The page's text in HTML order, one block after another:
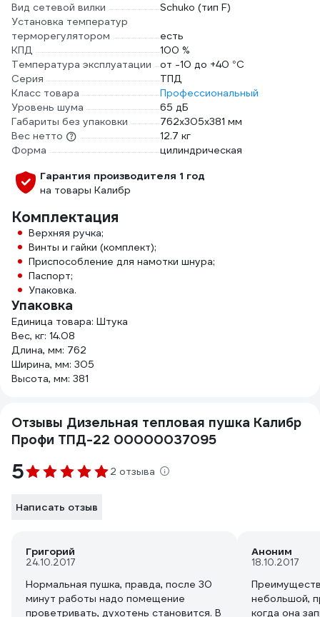
Вид сетевой вилки
Schuko (тип F)
Установка температур
терморегулятором
есть
КПД
100 %
Температура эксплуатации
от -10 до +40 °С
Серия
ТПД
Класс товара
Профессиональный
Уровень шума
65 дБ
Габариты без упаковки
762х305х381 мм
Вес нетто
12.7 кг
Форма
цилиндрическая
Гарантия производителя 1 год
на товары Калибр
Комплектация
Верхняя ручка;
Винты и гайки (комплект);
Приспособление для намотки шнура;
Паспорт;
Упаковка.
Упаковка
Единица товара: Штука
Вес, кг: 14.08
Длина, мм: 762
Ширина, мм: 305
Высота, мм: 381
Отзывы Дизельная тепловая пушка Калибр
Профи ТПД-22 00000037095
5 2 отзыва
Написать отзыв
Григорий
24.10.2017
Нормальная пушка, правда, после 30
минут работы надо помещение
проветривать, духотень становится. В
Аноним
18.10.2017
небольшой,
когда она